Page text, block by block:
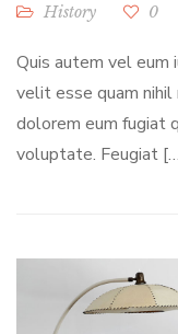
History
0
Quis autem vel eum
velit esse quam
dolorem eum fugiat
voluptate. Feugiat